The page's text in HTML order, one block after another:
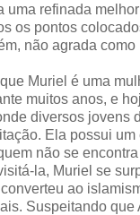
uma refinada
os pontos
não agrada como
Muriel é uma
muitos anos, e
diversos jovens
Ela possui um
não se
la, Muriel se
ao
Suspeitando que